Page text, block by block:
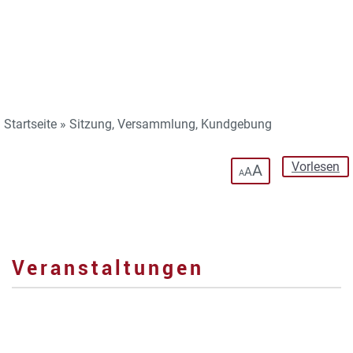
Startseite » Sitzung, Versammlung, Kundgebung
Vorlesen
AAA
Veranstaltungen